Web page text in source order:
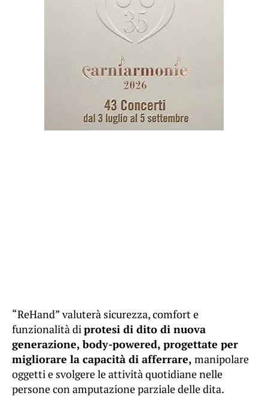
“ReHand” valuterà sicurezza, comfort e
funzionalità diprotesi di dito di nuova
generazione, body-powered, progettate per
migliorare la capacità di afferrare, manipolare
oggetti e svolgere le attività quotidiane nelle
persone con amputazione parziale delle dita.